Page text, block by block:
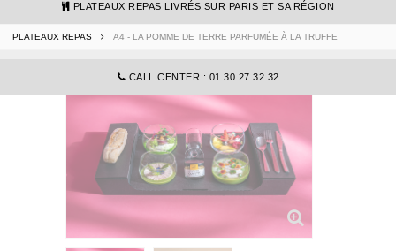
PLATEAUX REPAS LIVRÉS SUR PARIS ET SA RÉGION
COMMANDE@GALERIECULINAIRE.FR
CALL CENTER : 01 30 27 32 32
PLATEAUX REPAS A4 - LA POMME DE TERRE PARFUMÉE À LA TRUFFE